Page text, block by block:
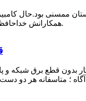
روستایی شهرستان ممسنی
همکارانش خداحافظی کرد.مراسم تودیع و معارفه وی امروز برگزار گردید.
بدون قطع برق شبکه و